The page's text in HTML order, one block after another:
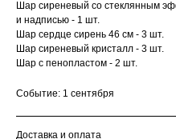
Шар сиреневый со стеклянным
и надписью - 1 шт.
Шар сердце сирень 46 см - 3 шт.
Шар сиреневый кристалл - 3 шт.
Шар с пенопластом - 2 шт.
Событие: 1 сентября
Доставка и оплата